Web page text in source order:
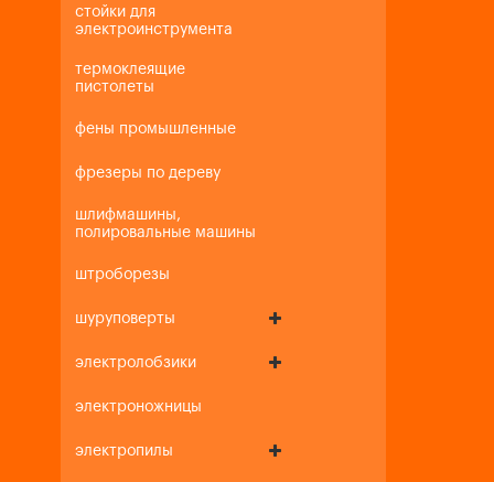
стойки для
электроинструмента
термоклеящие
пистолеты
фены промышленные
фрезеры по дереву
шлифмашины,
полировальные машины
штроборезы
шуруповерты
электролобзики
электроножницы
электропилы